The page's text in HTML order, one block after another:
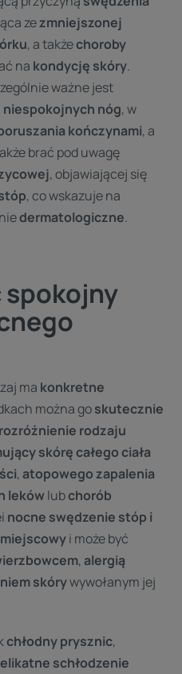
zezmniejszonej
, a takżechoroby
na kondycję skóry.
ważne jest
niespokojnych nóg, w
kończynami, a
brać pod uwagę
, objawiającej się
, co wskazuje na
dermatologiczne.
spokojny
ma konkretne
można goskutecznie
rozróżnienie rodzaju
skórę całego ciała
,atopowego zapalenia
leków lubchorób
nocne swędzenie stóp i
i może być
,alergią
skórywywołanym jej
chłodny prysznic,
schłodzenie